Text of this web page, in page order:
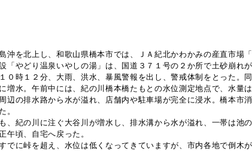
沖を北上し、和歌山県橋本市では、ＪＡ紀北かわかみの産直市
「やどり温泉いやしの湯」は、国道３７１号の２か所で土砂崩れ
０時１２分、大雨、洪水、暴風警報を出し、警戒体制をとった。
増水。午前中には、紀の川橋本橋たもとの水位測定地点で、水量
辺の排水路から水が溢れ、店舗内や駐車場が完全に浸水。橋本
。
、紀の川に注ぐ大谷川が増水し、排水溝から水が溢れ、一帯は
午頃、自宅へ戻った。
でに峠を超え、水位は低くなってきていますが、市内各地で倒木